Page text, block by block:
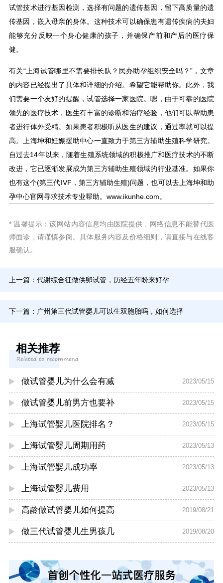
试管技术进行基因检测，选择有问题的遗传基因，留下高质量的遗
传基因，嵌入母亲的身体。这种技术可以确保患有遗传疾病的夫妇
能够充分反映一个身心健康的孩子，并确保产前和产后的医疗保
健。
有关“上海试管哪里不需要排长队？民办助孕组织安全吗？”，文章
的内容已经提出了具体和详细的介绍。希望它能帮助你。此外，我
们需要一个友好的提醒，试管选择一家医院。嗯，由于可靠的医院
领先的医疗技术，医生有丰富的诊断和治疗经验，他们可以帮助患
者进行体外受精。如果患者积极听从医生的建议，通过率就可以提
高。上海坤和妊娠援助中心一直致力于第三方辅助生殖科学研究。
自过去14年以来，随着生殖系统领域的积极推广和医疗技术的不断
改进，它已逐渐发展成为第三方辅助生殖领域的行业基准。如果你
也有这个(第三代IVF，第三方辅助生殖)问题，也可以去上海坤和助
孕中心官网寻求技术专业帮助。www.ikunhe.com。
* 温馨提示：该网站内容信息均由医院提供，网络信息不能替代医
师面诊，请谨慎参阅。具体服务内容及价格细则，请直接与在线客
服确认。
上一篇： 代谢综合征做供卵试管，历经五年盼来好孕
下一篇： 广州第三代试管婴儿可以生双胞胎吗，如何选择
相关推荐
做试管婴儿为什么会有减 2023/05/15
做试管婴儿前男方也要补 2023/05/15
上海试管婴儿医院排名？ 2023/05/15
上海试管婴儿周期用药 2023/05/13
上海试管婴儿成功率 2023/05/13
上海试管婴儿费用 2023/05/13
高龄做试管婴儿如何提高 2019/08/21
做三代试管婴儿生男孩几 2019/08/20